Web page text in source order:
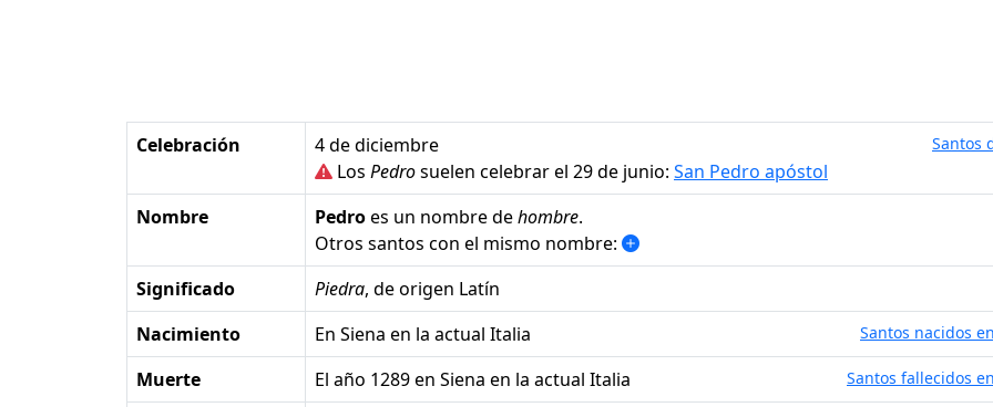
Celebración 4 de diciembre Santos
Los Pedrosuelen celebrar el 29 de junio: San Pedro apóstol
Nombre
Pedroes un nombre dehombre.
Otros santos con el mismo nombre:
Significado
Piedra, de origen Latín
Nacimiento
en Siena en la actual Italia Santos nacidos
Muerte el año 1289 en Siena en la actual Italia Santos fallecidos